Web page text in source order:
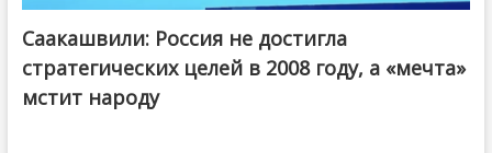
Саакашвили: Россия не достигла
стратегических целей в 2008 году, а «мечта»
мстит народу